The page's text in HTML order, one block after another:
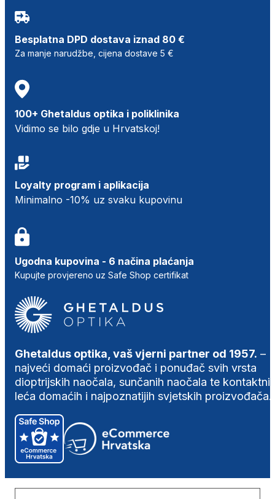
Besplatna DPD dostava iznad 80 €
Za manje narudžbe, cijena dostave 5 €
100+ Ghetaldus optika i poliklinika
Vidimo se bilo gdje u Hrvatskoj!
Loyalty program i aplikacija
Minimalno -10% uz svaku kupovinu
Ugodna kupovina - 6 načina plaćanja
Kupujte provjereno uz Safe Shop certifikat
Ghetaldus optika, vaš vjerni partner od 1957. –
najveći domaći proizvođač i ponuđač svih vrsta
dioptrijskih naočala, sunčanih naočala te
leća domaćih i najpoznatijih svjetskih proizvođača.